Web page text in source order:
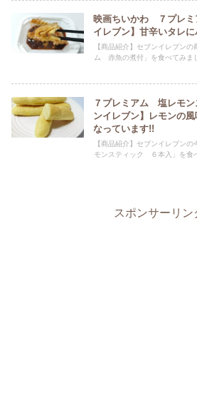
映画ちいかわ ７プレ
イレブン】甘辛いタレ
【商品紹介】セブンイレブン
ム 赤魚の煮付」を食べてみま
７プレミアム 塩レモ
ンイレブン】レモンの
なっています!!
【商品紹介】セブンイレブン
モンスティック ６本入」を食
スポンサーリン